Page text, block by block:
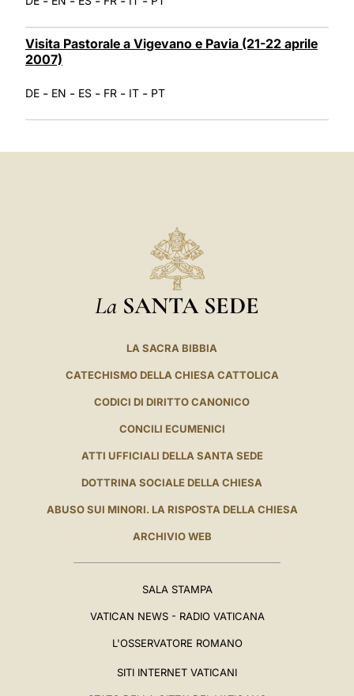
Visita Pastorale a Vigevano e Pavia (21-22 aprile
2007)
DE - EN - ES - FR - IT - PT
La SANTA SEDE
LA SACRA BIBBIA
CATECHISMO DELLA CHIESA CATTOLICA
CODICI DI DIRITTO CANONICO
CONCILI ECUMENICI
ATTI UFFICIALI DELLA SANTA SEDE
DOTTRINA SOCIALE DELLA CHIESA
ABUSO SUI MINORI. LA RISPOSTA DELLA CHIESA
ARCHIVIO WEB
SALA STAMPA
VATICAN NEWS - RADIO VATICANA
L'OSSERVATORE ROMANO
SITI INTERNET VATICANI